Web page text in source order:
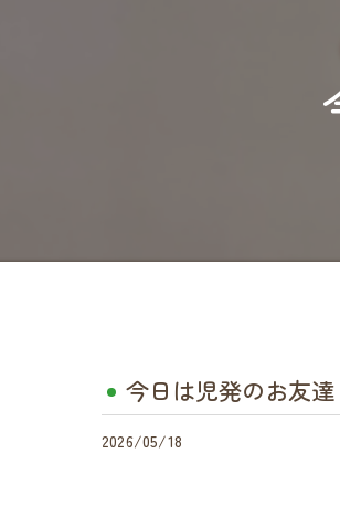
今日は児発のお友
2026/05/18